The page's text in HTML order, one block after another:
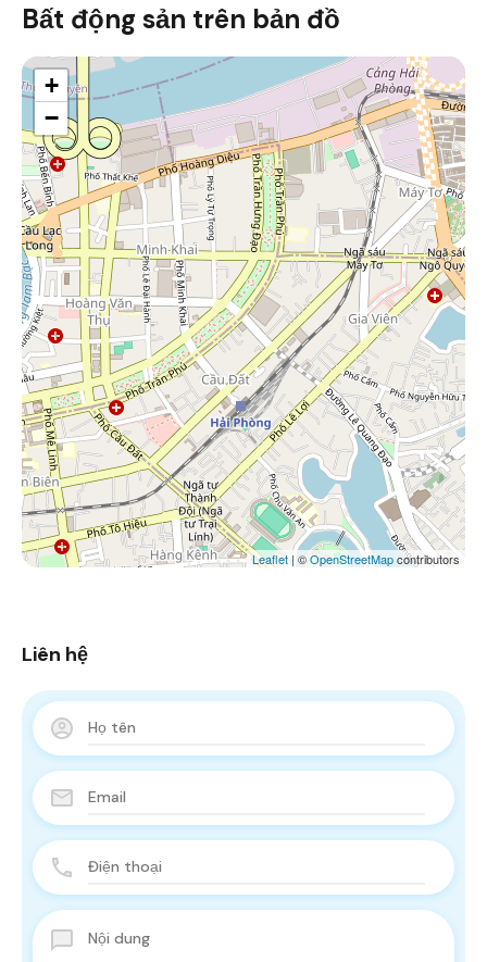
Bất động sản trên bản đồ
+
−
Leaflet | ©OpenStreetMapcontributors
Liên hệ